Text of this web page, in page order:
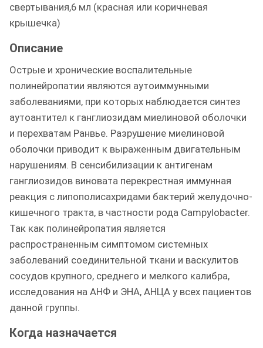
свертывания,6 мл (красная или коричневая
крышечка)
Описание
Острые и хронические воспалительные
полинейропатии являются аутоиммунными
заболеваниями, при которых наблюдается синтез
аутоантител к ганглиозидам миелиновой оболочки
и перехватам Ранвье. Разрушение миелиновой
оболочки приводит к выраженным двигательным
нарушениям. В сенсибилизации к антигенам
ганглиозидов виновата перекрестная иммунная
реакция с липополисахридами бактерий желудочно-
кишечного тракта, в частности рода Campylobacter.
Так как полинейропатия является
распространенным симптомом системных
заболеваний соединительной ткани и васкулитов
сосудов крупного, среднего и мелкого калибра,
исследования на АНФ и ЭНА, АНЦА у всех пациентов
данной группы.
Когда назначается